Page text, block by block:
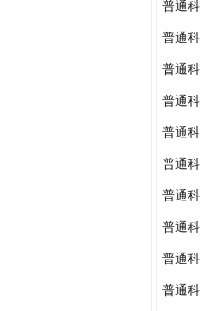
e
r
普通科
普通科
普通科
普通科
普通科
普通科
普通科
普通科
普通科
普通科